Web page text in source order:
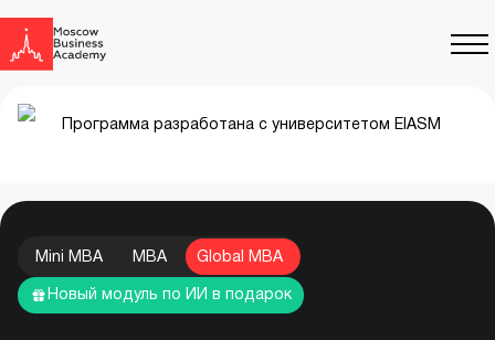
Программа разработана с университетом EIASM
Mini MBA MBA Global MBA
Новый модуль по ИИ в подарок